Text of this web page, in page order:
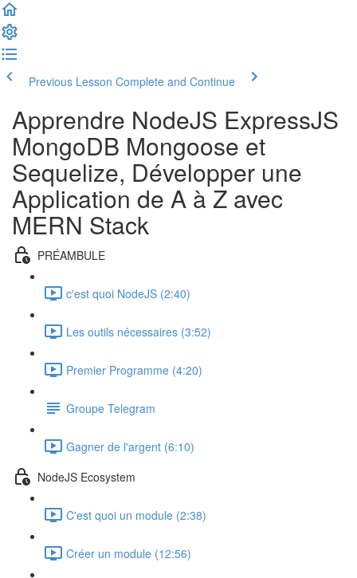
Previous Lesson Complete and Continue
Apprendre NodeJS ExpressJS
MongoDB Mongoose et
Sequelize, Développer une
Application de A à Z avec
MERN Stack
PRÉAMBULE
c'est quoi NodeJS (2:40)
Les outils nécessaires (3:52)
Premier Programme (4:20)
Groupe Telegram
Gagner de l'argent (6:10)
NodeJS Ecosystem
C'est quoi un module (2:38)
Créer un module (12:56)